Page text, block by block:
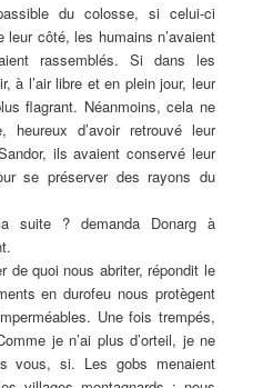
du colosse, si celui-ci
leur côté, les humains n’avaient
rassemblés. Si dans les
à l’air libre et en plein jour, leur
flagrant. Néanmoins, cela ne
d’avoir retrouvé leur
ils avaient conservé leur
se préserver des rayons du
? demanda Donarg à
quoi nous abriter, répondit le
en durofeu nous protègent
Une fois trempés,
je n’ai plus d’orteil, je ne
vous, si. Les gobs menaient